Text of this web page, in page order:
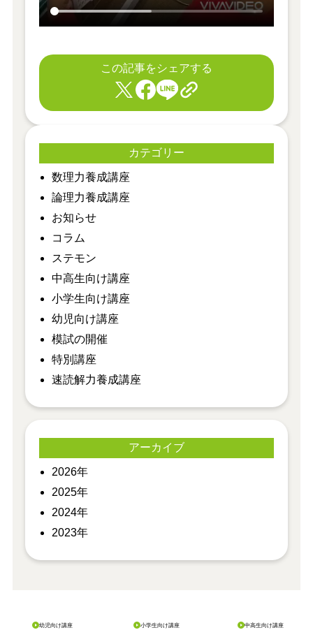
この記事をシェアする
カテゴリー
​数理力養成講座
​論理力養成講座
お知らせ
コラム
ステモン
中高生向け講座
小学生向け講座
幼児向け講座
模試の開催
特別講座
速読解力養成講座
アーカイブ
2026年
2025年
2024年
2023年
幼児向け講座 小学生向け講座 中高生向け講座